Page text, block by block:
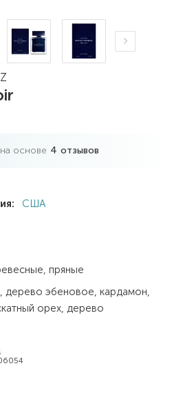
на основе 4 отзывов
США
пряные
дерево эбеновое кардамон
орех дерево